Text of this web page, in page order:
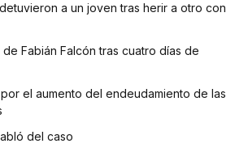
a un joven tras herir a otro con
Fabián Falcón tras cuatro días de
el aumento del endeudamiento de las
del caso